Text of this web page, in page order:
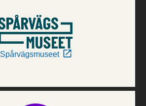
Spårvägsmuseet